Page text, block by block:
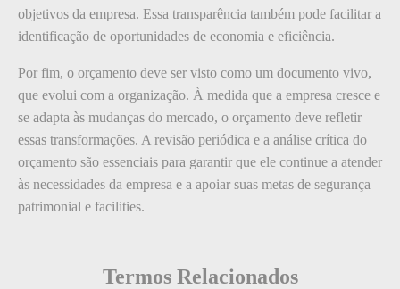
objetivos da empresa. Essa transparência também pode facilitar a
identificação de oportunidades de economia e eficiência.
Por fim, o orçamento deve ser visto como um documento vivo,
que evolui com a organização. À medida que a empresa cresce e
se adapta às mudanças do mercado, o orçamento deve refletir
essas transformações. A revisão periódica e a análise crítica do
orçamento são essenciais para garantir que ele continue a atender
às necessidades da empresa e a apoiar suas metas de segurança
patrimonial e facilities.
Termos Relacionados